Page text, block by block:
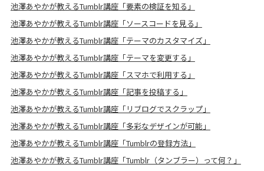
池澤あやかが教えるTumblr講座「要素の検証を知る」
池澤あやかが教えるTumblr講座「ソースコードを見る」
池澤あやかが教えるTumblr講座「テーマのカスタマイズ」
池澤あやかが教えるTumblr講座「テーマを変更する」
池澤あやかが教えるTumblr講座「スマホで利用する」
池澤あやかが教えるTumblr講座「記事を投稿する」
池澤あやかが教えるTumblr講座「リブログでスクラップ」
池澤あやかが教えるTumblr講座「多彩なデザインが可能」
池澤あやかが教えるTumblr講座「Tumblrの登録方法」
池澤あやかが教えるTumblr講座「Tumblr（タンブラー）って何？」